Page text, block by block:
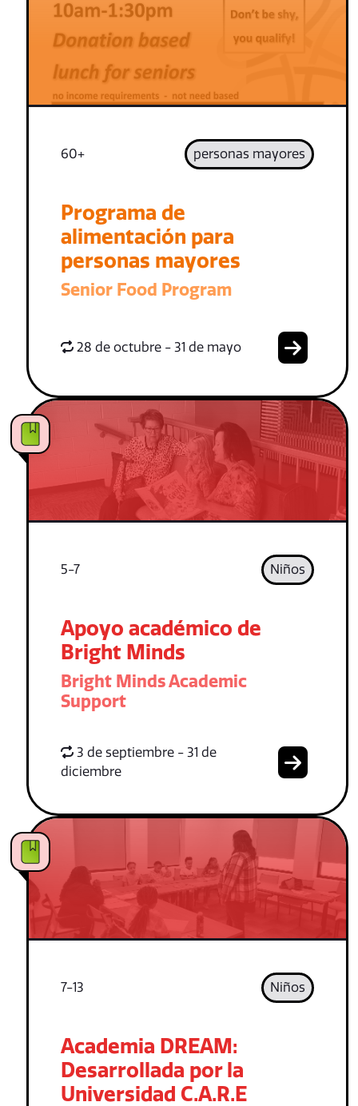
60+ personas mayores
Programa de
alimentación para
personas mayores
Senior Food Program
28 de octubre - 31 de mayo
5-7 Niños
Apoyo académico de
Bright Minds
Bright Minds Academic
Support
3 de septiembre - 31 de
diciembre
7-13 Niños
Academia DREAM:
Desarrollada por la
Universidad C.A.R.E